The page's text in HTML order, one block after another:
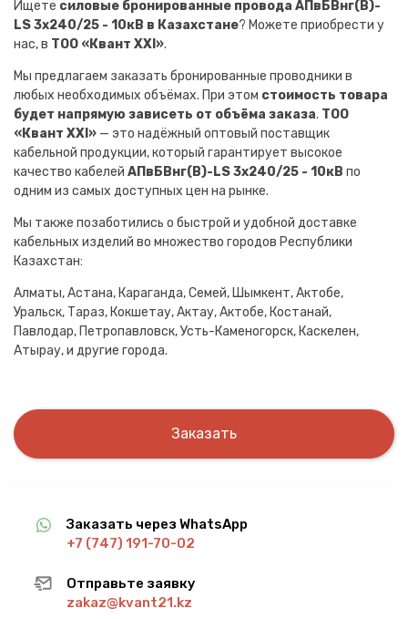
Ищете силовые бронированные провода АПвБВнг(B)-
LS 3х240/25 - 10кВ в Казахстане? Можете приобрести у
нас, в ТОО «Квант XXI».
Мы предлагаем заказать бронированные проводники в
любых необходимых объёмах. При этом стоимость товара
будет напрямую зависеть от объёма заказа. ТОО
«Квант XXI» — это надёжный оптовый поставщик
кабельной продукции, который гарантирует высокое
качество кабелей АПвБВнг(B)-LS 3х240/25 - 10кВ по
одним из самых доступных цен на рынке.
Мы также позаботились о быстрой и удобной доставке
кабельных изделий во множество городов Республики
Казахстан:
Алматы, Астана, Караганда, Семей, Шымкент, Актобе,
Уральск, Тараз, Кокшетау, Актау, Актобе, Костанай,
Павлодар, Петропавловск, Усть-Каменогорск, Каскелен,
Атырау, и другие города.
Заказать
Заказать через WhatsApp
+7 (747) 191-70-02
Отправьте заявку
zakaz@kvant21.kz